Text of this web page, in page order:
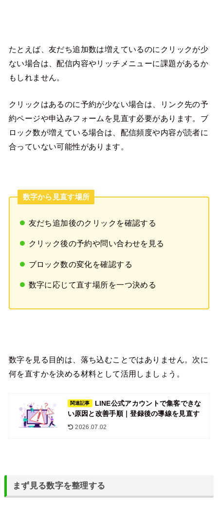
たとえば、友だち追加数は増えているのにクリックが少
ない場合は、配信内容やリッチメニューに課題があるか
もしれません。
クリックはあるのに予約が少ない場合は、リンク先の予
約ページや申込みフォームを見直す必要があります。ブ
ロック数が増えている場合は、配信頻度や内容が読者に
合っていない可能性があります。
数字から見直す場所
友だち追加後のクリックを確認する
クリック後の予約や問い合わせを見る
ブロック数の変化を確認する
数字に応じて直す場所を一つ決める
数字を見る目的は、落ち込むことではありません。次に
何を直すかを決める材料として活用しましょう。
関連記事
LINE公式アカウントで集客できな
い原因と改善手順｜登録後の導線を見直す
2026.07.02
まず見る数字を整理する